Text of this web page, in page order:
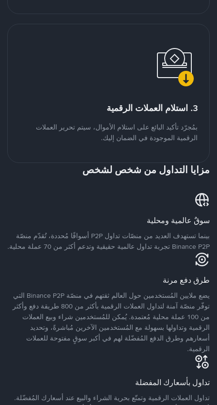
3. استلام العملات الرقمية
بمُجرّد تأكيد البائع على استلام الأموال، سيتم تحرير العملات
الرقمية الموجودة في الضمان إليك.
مزايا التداول من شخص لشخص
سوقٌ عالمية ومحلية
بينما تستهدف العديد من منصّات تداول P2P أسواقًا مُحددة، تُقدّم منصّة
Binance P2P تجربة تداول عالمية حقيقية وتدعم أكثر من 70 عملة محلية.
طرق دفع مرنة
يضع ملايين المُستخدمين حول العالم ثقتهم في منصّة Binance P2P التي
توفّر منصّة آمنة لتداول العملات الرقمية بأكثر من 800 طريقة دفع وأكثر
من 100 عملة محلية مُعتمدة. يُمكن للمُستخدمين شراء وبيع العملات
الرقمية وتداولها بسهولة مع المُستخدمين الآخرين مُباشرةً، وتحديد
أسعارهم وطرق الدفع المُفضّلة لهم في أكبر سوقٍ مفتوحة للعملات
الرقمية.
تداول بأسعارك المفضلة
تداول العملات الرقمية وتمتّع بحرية الشراء والبيع عند أسعارك المُفضّلة.